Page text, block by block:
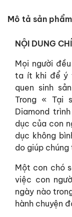
Mô tả sản phẩm
NỘI DUNG
Mọi người
ta ít khi để ý
quen sinh
Trong « Tại
Diamond
dục của con
dục không
do giúp
Một con chó
việc con
ngày nào
hành chuyện